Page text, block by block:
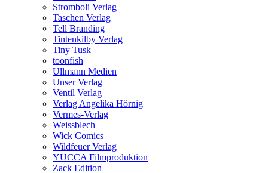
Stromboli Verlag
Taschen Verlag
Tell Branding
Tintenkilby Verlag
Tiny Tusk
toonfish
Ullmann Medien
Unser Verlag
Ventil Verlag
Verlag Angelika Hörnig
Vermes-Verlag
Weissblech
Wick Comics
Wildfeuer Verlag
YUCCA Filmproduktion
Zack Edition